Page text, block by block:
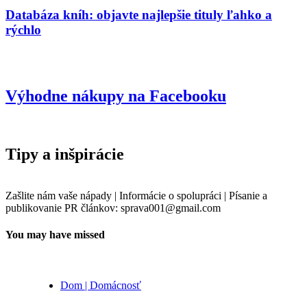
Databáza kníh: objavte najlepšie tituly ľahko a
rýchlo
Výhodne nákupy na Facebooku
Tipy a inšpirácie
Zašlite nám vaše nápady | Informácie o spolupráci | Písanie a
publikovanie PR článkov: sprava001@gmail.com
You may have missed
Dom | Domácnosť